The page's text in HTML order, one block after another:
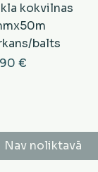
kokvilnas
balts
€
Nav noliktavā